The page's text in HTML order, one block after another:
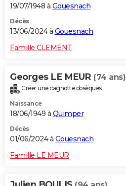
19/07/1948 à Gouesnach
Décès
13/06/2024 à Gouesnach
Famille CLEMENT
Georges LE MEUR (74 ans)
Créer une cagnotte obsèques
Naissance
18/06/1949 à Quimper
Décès
01/06/2024 à Gouesnach
Famille LE MEUR